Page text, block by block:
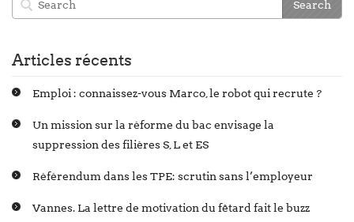
Articles récents
Emploi : connaissez-vous Marco, le robot qui recrute ?
Un mission sur la réforme du bac envisage la
suppression des filières S, L et ES
Référendum dans les TPE: scrutin sans l’employeur
Vannes. La lettre de motivation du fêtard fait le buzz